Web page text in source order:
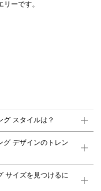
ーです。
グ スタイルは？
グ デザインのトレン
サイズを見つけるに